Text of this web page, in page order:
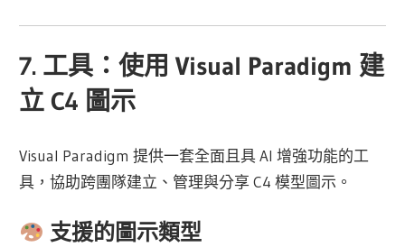
7. 工具：使用 Visual Paradigm 建
立 C4 圖示
Visual Paradigm 提供一套全面且具 AI 增強功能的工
具，協助跨團隊建立、管理與分享 C4 模型圖示。
支援的圖示類型